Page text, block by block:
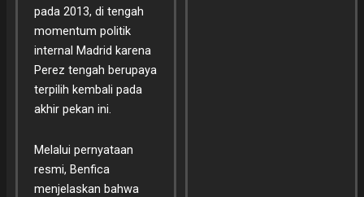
pada 2013, di tengah
momentum politik
internal Madrid karena
Perez tengah berupaya
terpilih kembali pada
akhir pekan ini.
Melalui pernyataan
resmi, Benfica
menjelaskan bahwa